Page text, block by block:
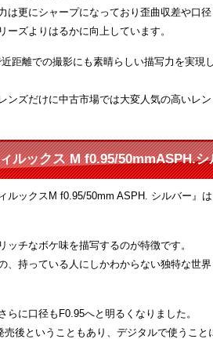
は更にシャープになっており歪曲収差や口径
ーズよりはるかに向上しています。
距離での撮影にも素晴らしい描写力を実現
ンズだけに中古市場では大変人気の高いレン
ルックス M f0.95/50mmASPH.
ルックスM f0.95/50mm ASPH. シルバー』は
ッチなボケ味を描写するのが特徴です。
、持っている人にしかわからない独特な世界
らに口径もF0.95へと明るくなりました。
後ということもあり、デジタルで使うこと